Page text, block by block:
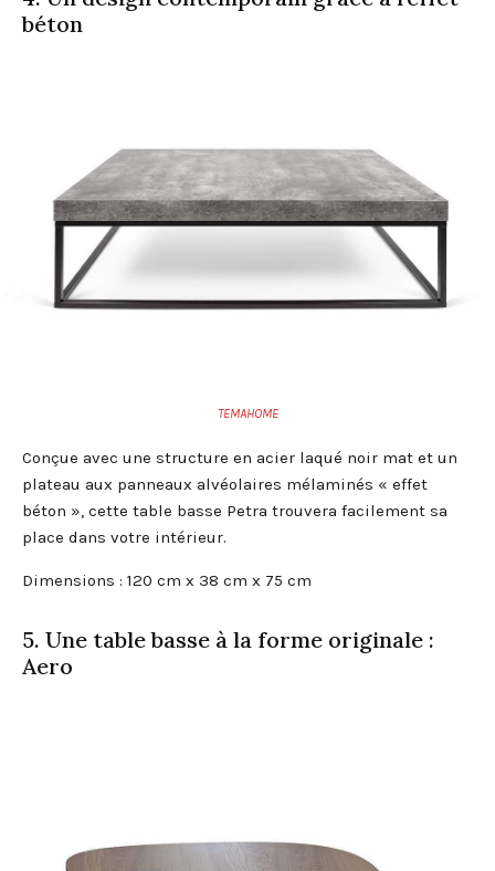
béton
TEMAHOME
Conçue avec une structure en acier laqué noir mat et un
plateau aux panneaux alvéolaires mélaminés « effet
béton », cette table basse Petra trouvera facilement sa
place dans votre intérieur.
Dimensions : 120 cm x 38 cm x 75 cm
5. Une table basse à la forme originale :
Aero